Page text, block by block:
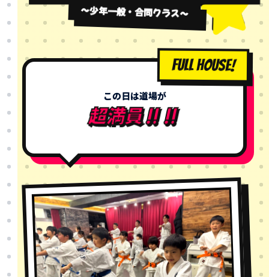
～少年一般・合同クラス～
この日は道場が
超満員‼️‼️
FULL HOUSE!